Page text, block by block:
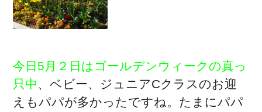
今日5月２日はゴールデンウィークの真っ
只中、ベビー、ジュニアCクラスのお迎
えもパパが多かったですね。たまにパパ